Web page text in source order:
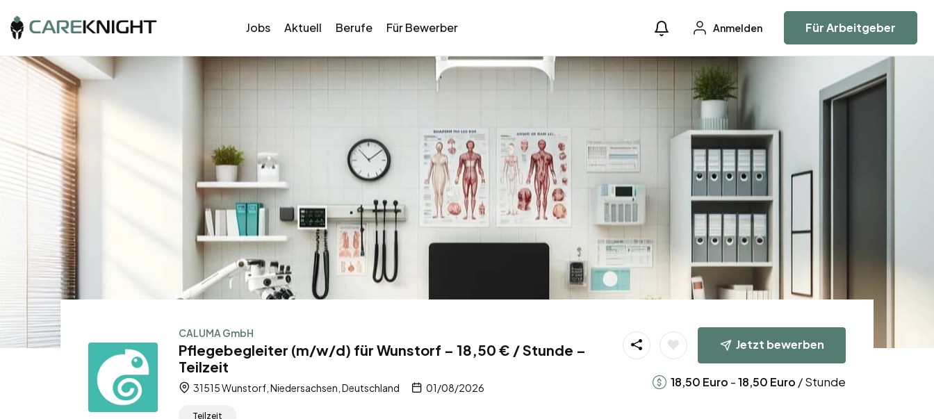
Jobs Aktuell Berufe Für Bewerber Anmelden Für Arbeitgeber
CALUMA GmbH
Pflegebegleiter (m/w/d) für Wunstorf – 18,50 € / Stunde –
Teilzeit
31515 Wunstorf, Niedersachsen, Deutschland 01/08/2026
Teilzeit
Jetzt bewerben
18,50 Euro -18,50 Euro / Stunde